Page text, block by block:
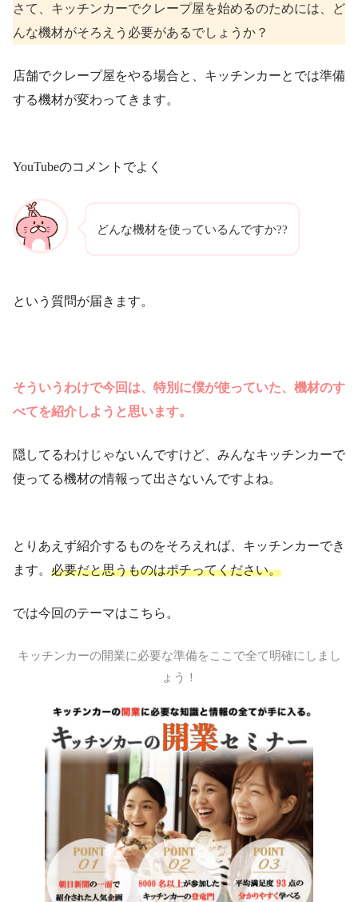
さて、キッチンカーでクレープ屋を始めるのためには、ど
んな機材がそろえう必要があるでしょうか？
店舗でクレープ屋をやる場合と、キッチンカーとでは準備
する機材が変わってきます。
YouTubeのコメントでよく
どんな機材を使っているんですか??
という質問が届きます。
そういうわけで今回は、特別に僕が使っていた、機材のす
べてを紹介しようと思います。
隠してるわけじゃないんですけど、みんなキッチンカーで
使ってる機材の情報って出さないんですよね。
とりあえず紹介するものをそろえれば、キッチンカーでき
ます。 必要だと思うものはポチってください。
では今回のテーマはこちら。
キッチンカーの開業に必要な準備をここで全て明確にしまし
ょう！